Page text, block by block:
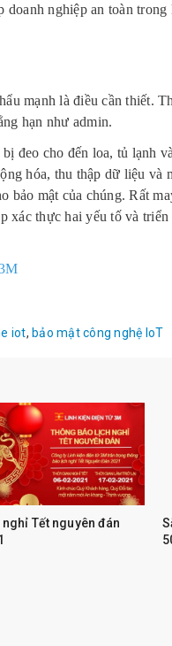
doanh nghiệp an toàn
mạnh là điều cần thiết.
hạn như admin.
đeo cho đến loa, tủ lạnh
hóa, thu thập dữ liệu và
bảo mật của chúng. Rất
xác thực hai yếu tố và
iot, bảo mật công nghệ IoT
nghỉ Tết nguyên đán